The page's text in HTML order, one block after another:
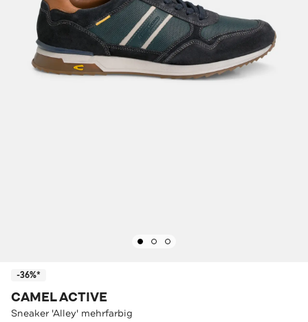
-36%*
CAMEL ACTIVE
Sneaker 'Alley' mehrfarbig